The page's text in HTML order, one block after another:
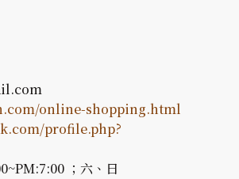
online-shopping.html
profile.php?
；六、日